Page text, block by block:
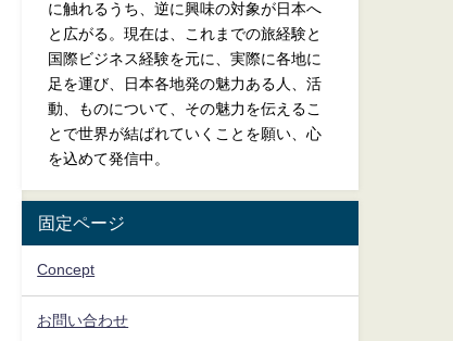
に触れるうち、逆に興味の対象が日本へ
と広がる。現在は、これまでの旅経験と
国際ビジネス経験を元に、実際に各地に
足を運び、日本各地発の魅力ある人、活
動、ものについて、その魅力を伝えるこ
とで世界が結ばれていくことを願い、心
を込めて発信中。
固定ページ
Concept
お問い合わせ